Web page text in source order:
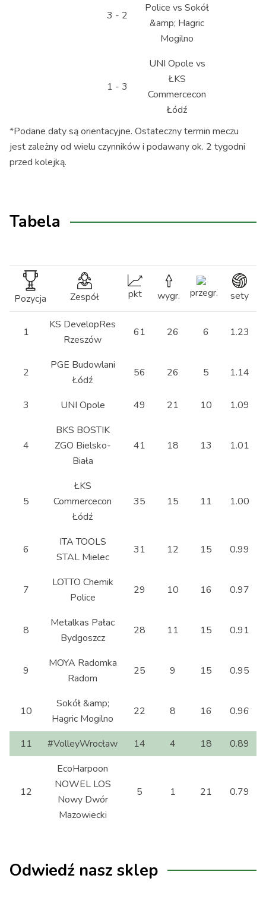
3 - 2
Police vs Sokół
&amp; Hagric
Mogilno
1 - 3
UNI Opole vs
ŁKS
Commercecon
Łódź
Metalkas Pałac
Bydgoszcz vs
ZGO Bielsko-
Rzeszów
2025-
17:30:00 3 - 0
MOYA Radomka
Radom vs
#VolleyWrocław
TV
Polsat
1
NOWEL LOS
Mazowiecki vs
Police
1 - 3
BKS BOSTIK
KS DevelopRes
Opole
Hagric Mogilno
3 - 0
NOWEL LOS
Mazowiecki
3 - 2
DevelopRes
10-24
20:30:00 2 - 3
STAL Mielec
Sport
*Podane daty są orientacyjne. Ostateczny termin meczu
jest zależny od wielu czynników i podawany ok. 2 tygodni
przed kolejką.
Tabela
Pozycja Zespół pkt wygr. przegr. sety
1
KS DevelopRes
Rzeszów
61 26 6 1.23
2
PGE Budowlani
Łódź
56 26 5 1.14
3 UNI Opole 49 21 10 1.09
4
BKS BOSTIK
ZGO Bielsko-
Biała
41 18 13 1.01
5
ŁKS
Commercecon
Łódź
35 15 11 1.00
6
ITA TOOLS
STAL Mielec
31 12 15 0.99
7
LOTTO Chemik
Police
29 10 16 0.97
8
Metalkas Pałac
Bydgoszcz
28 11 15 0.91
9
MOYA Radomka
Radom
25 9 15 0.95
10
Sokół &amp;
Hagric Mogilno
22 8 16 0.96
11 #VolleyWrocław 14 4 18 0.89
12
EcoHarpoon
NOWEL LOS
Nowy Dwór
Mazowiecki
5 1 21 0.79
Odwiedź nasz sklep